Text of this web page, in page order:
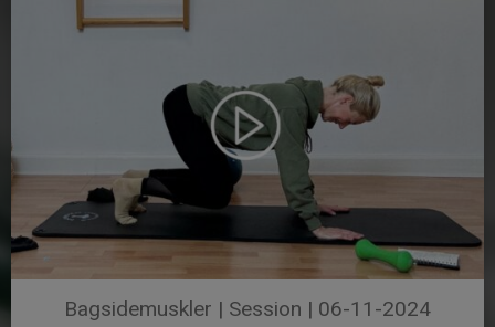
Bagsidemuskler | Session | 06-11-2024